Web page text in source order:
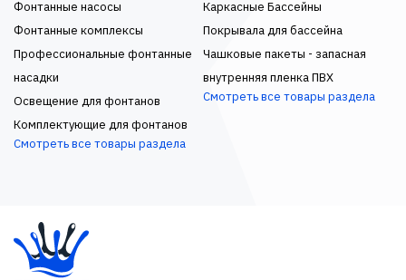
Фонтанные насосы
Фонтанные комплексы
Профессиональные фонтанные
насадки
Освещение для фонтанов
Комплектующие для фонтанов
Смотреть все товары раздела
Каркасные Бассейны
Покрывала для бассейна
Чашковые пакеты - запасная
внутренняя пленка ПВХ
Смотреть все товары раздела